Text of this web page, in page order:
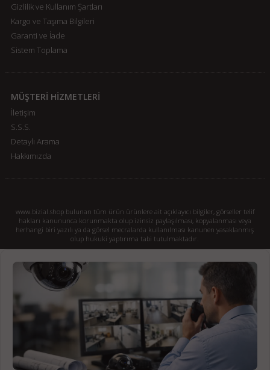
Gizlilik ve Kullanım Şartları
Kargo ve Taşıma Bilgileri
Garanti ve İade
Sistem Toplama
MÜŞTERİ HİZMETLERİ
İletişim
S.S.S.
Detaylı Arama
Hakkımızda
www.bizial.shop bulunan tüm ürün ürünlere ait açıklayıcı bilgiler, görseller telif
hakları kanununca korunmakta olup izinsiz paylaşılması, kopyalanması veya
herhangi biri yazılı ya da görsel mecralarda kullanılması kanunen yasaklanmış
olup hukuki yaptırıma tabi tutulmaktadır.